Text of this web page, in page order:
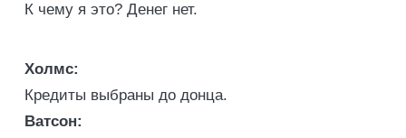
К чему я это? Денег нет.
Холмс:
Кредиты выбраны до донца.
Ватсон: